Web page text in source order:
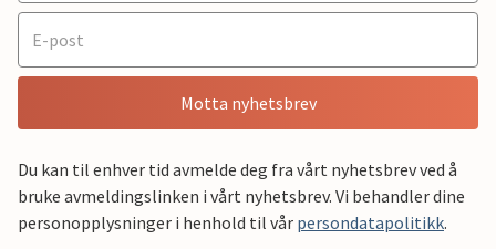
Motta nyhetsbrev
Du kan til enhver tid avmelde deg fra vårt nyhetsbrev ved å
bruke avmeldingslinken i vårt nyhetsbrev. Vi behandler dine
personopplysninger i henhold til vår persondatapolitikk.